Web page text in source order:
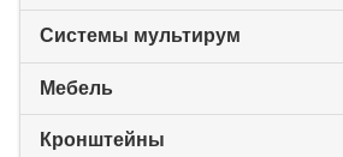
Системы мультирум
Мебель
Кронштейны